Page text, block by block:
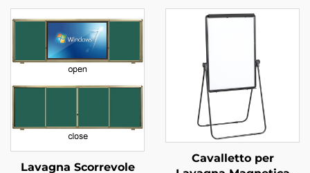
Lavagna Scorrevole
Cavalletto per